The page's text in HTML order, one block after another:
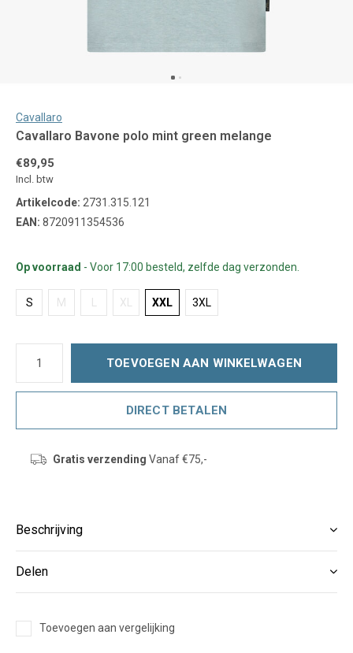
Cavallaro
Cavallaro Bavone polo mint green melange
€89,95
Incl. btw
Artikelcode: 2731.315.121
EAN: 8720911354536
Op voorraad - Voor 17:00 besteld, zelfde dag verzonden.
S M XL XXL 3XL
TOEVOEGEN AAN WINKELWAGEN
DIRECT BETALEN
Gratis verzending Vanaf €75,-
Beschrijving
Delen
Toevoegen aan vergelijking